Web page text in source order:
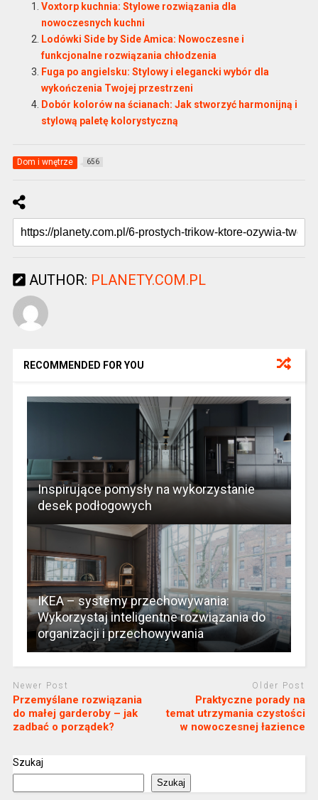
Voxtorp kuchnia: Stylowe rozwiązania dla
nowoczesnych kuchni
Lodówki Side by Side Amica: Nowoczesne i
funkcjonalne rozwiązania chłodzenia
Fuga po angielsku: Stylowy i elegancki wybór dla
wykończenia Twojej przestrzeni
Dobór kolorów na ścianach: Jak stworzyć harmonijną i
stylową paletę kolorystyczną
Dom i wnętrze 656
AUTHOR: PLANETY.COM.PL
RECOMMENDED FOR YOU
Inspirujące pomysły na wykorzystanie
desek podłogowych
IKEA – systemy przechowywania:
Wykorzystaj inteligentne rozwiązania do
organizacji i przechowywania
Newer Post
Przemyślane rozwiązania
do małej garderoby – jak
zadbać o porządek?
Older Post
Praktyczne porady na
temat utrzymania czystości
w nowoczesnej łazience
Szukaj
Szukaj